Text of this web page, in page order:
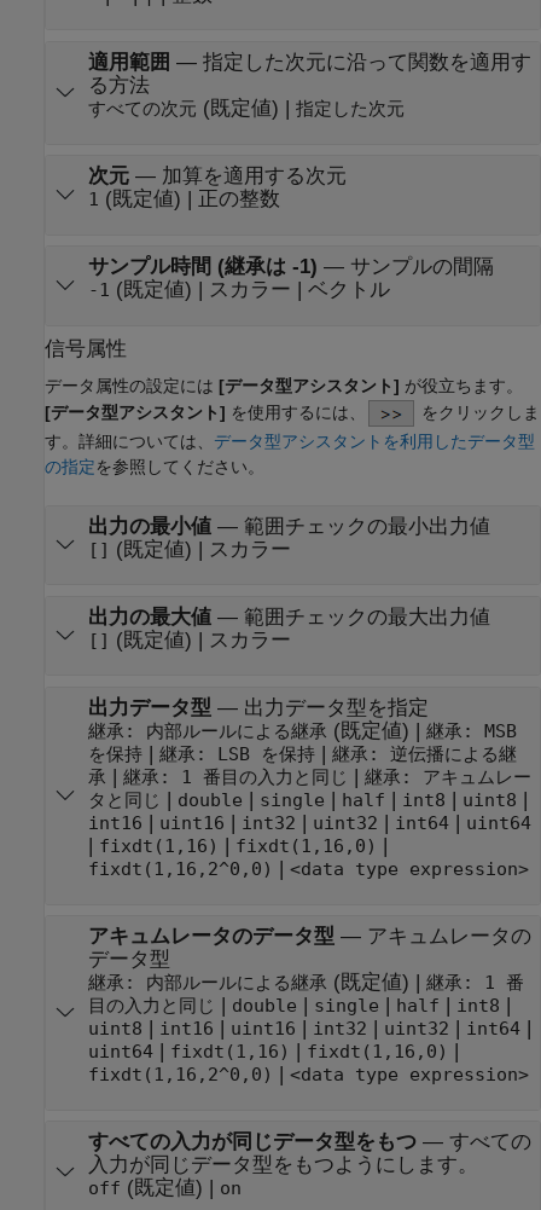
適用範囲 — 指定した次元に沿って関数を適用す
る方法
すべての次元 (既定値) | 指定した次元
次元— 加算を適用する次元
1 (既定値) | 正の整数
サンプル時間 (継承は -1) — サンプルの間隔
-1 (既定値) | スカラー | ベクトル
信号属性
データ属性の設定には [データ型アシスタント] が役立ちます。
[データ型アシスタント] を使用するには、
をクリックしま
す。詳細については、 データ型アシスタントを利用したデータ型
の指定を参照してください。
出力の最小値— 範囲チェックの最小出力値
[] (既定値) | スカラー
出力の最大値— 範囲チェックの最大出力値
[] (既定値) | スカラー
出力データ型 — 出力データ型を指定
継承: 内部ルールによる継承 (既定値) | 継承: MSB
を保持| 継承: LSB を保持| 継承: 逆伝播による継
承 | 継承: 1 番目の入力と同じ | 継承: アキュムレー
タと同じ | double | single | half | int8 | uint8 |
int16 | uint16 | int32 | uint32 | int64| uint64
| fixdt(1,16) | fixdt(1,16,0) |
fixdt(1,16,2^0,0) | <data type expression>
アキュムレータのデータ型 — アキュムレータの
データ型
継承: 内部ルールによる継承 (既定値) |
継承: 1 番
目の入力と同じ
double single half int8
uint8 int16 uint16 int32 uint32 int64|
uint64| fixdt(1,16) fixdt(1,16,0)
fixdt(1,16,2^0,0) <data type expression>
すべての入力が同じデータ型をもつ— すべての
入力が同じデータ型をもつようにします。
off (既定値) | on